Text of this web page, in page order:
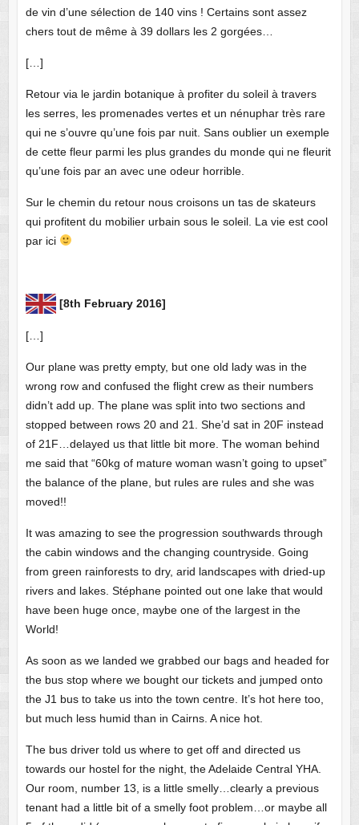
de vin d’une sélection de 140 vins ! Certains sont assez
chers tout de même à 39 dollars les 2 gorgées…
[…]
Retour via le jardin botanique à profiter du soleil à travers
les serres, les promenades vertes et un nénuphar très rare
qui ne s’ouvre qu’une fois par nuit. Sans oublier un exemple
de cette fleur parmi les plus grandes du monde qui ne fleurit
qu’une fois par an avec une odeur horrible.
Sur le chemin du retour nous croisons un tas de skateurs
qui profitent du mobilier urbain sous le soleil. La vie est cool
par ici
[8th February 2016]
[…]
Our plane was pretty empty, but one old lady was in the
wrong row and confused the flight crew as their numbers
didn’t add up. The plane was split into two sections and
stopped between rows 20 and 21. She’d sat in 20F instead
of 21F…delayed us that little bit more. The woman behind
me said that “60kg of mature woman wasn’t going to upset”
the balance of the plane, but rules are rules and she was
moved!!
It was amazing to see the progression southwards through
the cabin windows and the changing countryside. Going
from green rainforests to dry, arid landscapes with dried-up
rivers and lakes. Stéphane pointed out one lake that would
have been huge once, maybe one of the largest in the
World!
As soon as we landed we grabbed our bags and headed for
the bus stop where we bought our tickets and jumped onto
the J1 bus to take us into the town centre. It’s hot here too,
but much less humid than in Cairns. A nice hot.
The bus driver told us where to get off and directed us
towards our hostel for the night, the Adelaide Central YHA.
Our room, number 13, is a little smelly…clearly a previous
tenant had a little bit of a smelly foot problem…or maybe all